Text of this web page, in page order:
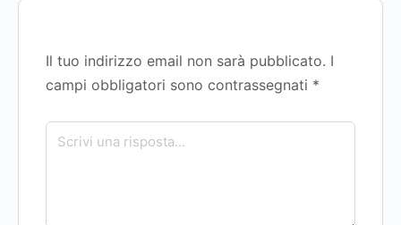
Il tuo indirizzo email non sarà pubblicato. I
campi obbligatori sono contrassegnati *